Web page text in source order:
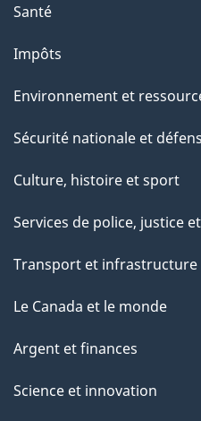
t
e
a
g
Santé
Impôts
Environnement et
Sécurité nationale et
Culture, histoire et sport
Services de police, justice
Transport et infrastructure
Le Canada et le monde
Argent et finances
Science et innovation